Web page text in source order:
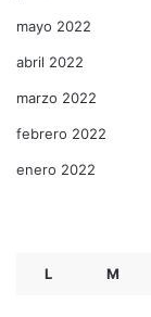
mayo 2022
abril 2022
marzo 2022
febrero 2022
enero 2022
L M